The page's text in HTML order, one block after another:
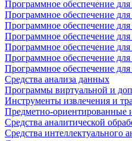
Программное обеспечение
Программное обеспечение для
Программное обеспечение для
Программное обеспечение для
Программное обеспечение для
Программное обеспечение
Программное обеспечение для
Средства анализа данных
Программы виртуальной и
Инструменты извлечения и
Предметно-
Средства аналитической
Средства интеллектуального